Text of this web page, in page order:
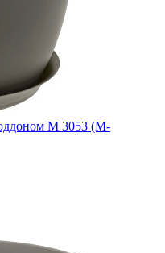
М 3053 (М-